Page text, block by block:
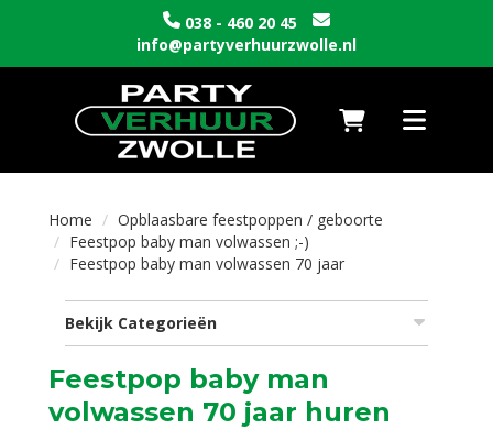
038 - 460 20 45
info@partyverhuurzwolle.nl
Naar winkelwagen
Toggle
Home
Opblaasbare feestpoppen / geboorte
Feestpop baby man volwassen ;-)
Feestpop baby man volwassen 70 jaar
Bekijk Categorieën
Feestpop baby man
volwassen 70 jaar huren